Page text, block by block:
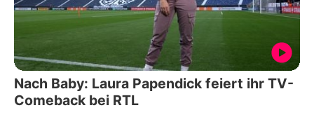
Nach Baby: Laura Papendick feiert ihr TV-
Comeback bei RTL